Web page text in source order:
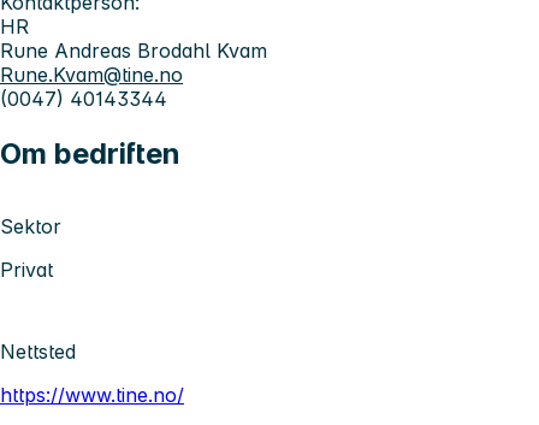
HR
Rune Andreas Brodahl Kvam
Rune.Kvam@tine.no
(0047) 40143344
Om bedriften
Sektor
Privat
Nettsted
https://www.tine.no/